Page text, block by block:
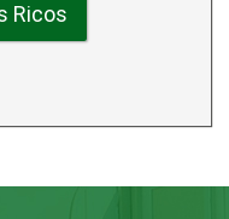
Ricos